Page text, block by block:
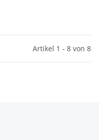
Artikel 1 - 8 von 8